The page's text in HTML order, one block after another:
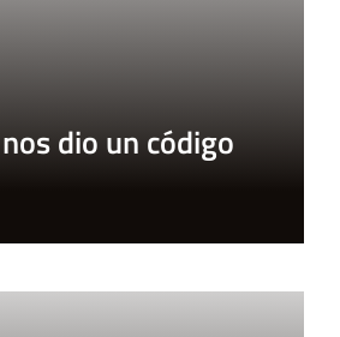
dio un código